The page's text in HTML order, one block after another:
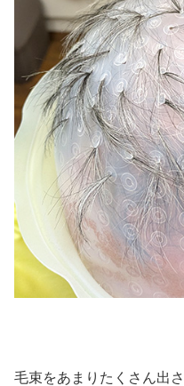
毛束をあまりたくさん出